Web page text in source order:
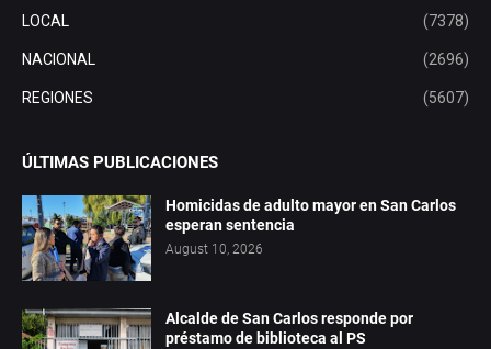
LOCAL (7378)
NACIONAL (2696)
REGIONES (5607)
ÚLTIMAS PUBLICACIONES
Homicidas de adulto mayor en San Carlos
esperan sentencia
August 10, 2026
Alcalde de San Carlos responde por
préstamo de biblioteca al PS